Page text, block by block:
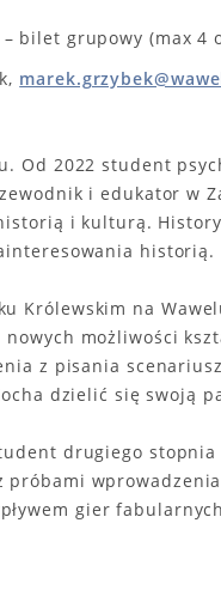
– bilet grupowy (max 4
Od 2022 student
i edukator w
i kulturą.
historią.
Królewskim na
możliwości
z pisania
dzielić się swoją
drugiego
próbami
gier